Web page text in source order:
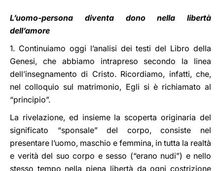
L’uomo-persona diventa dono nella libertà
dell’amore
1. Continuiamo oggi l’analisi dei testi del Libro della
Genesi, che abbiamo intrapreso secondo la linea
dell’insegnamento di Cristo. Ricordiamo, infatti, che,
nel colloquio sul matrimonio, Egli si è richiamato al
“principio”.
La rivelazione, ed insieme la scoperta originaria del
significato “sponsale” del corpo, consiste nel
presentare l’uomo, maschio e femmina, in tutta la realtà
e verità del suo corpo e sesso (“erano nudi”) e nello
stesso tempo nella piena libertà da ogni costrizione